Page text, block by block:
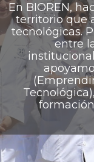
En BIOREN,
territorio que
tecnológicas.
entre